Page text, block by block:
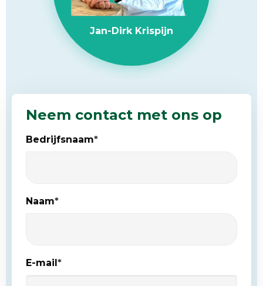
Jan-Dirk Krispijn
Neem contact met ons op
Bedrijfsnaam*
Naam*
E-mail*